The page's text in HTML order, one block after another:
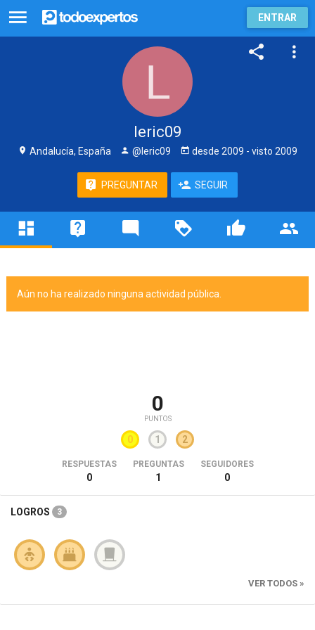
ENTRAR
leric09
Andalucía, España @leric09 desde 2009 - visto 2009
PREGUNTAR SEGUIR
Aún no ha realizado ninguna actividad pública.
0
PUNTOS
0 1 2
RESPUESTAS
0
PREGUNTAS
1
SEGUIDORES
0
LOGROS 3
VER TODOS »